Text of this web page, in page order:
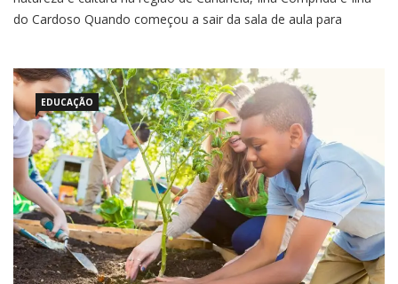
do Cardoso Quando começou a sair da sala de aula para
Neste momento, a […]
EDUCAÇÃO